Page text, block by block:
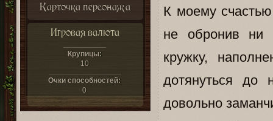
Карточка персонажа
Игровая валюта
Крупицы:
10
Очки способностей:
0
К моему
не обронив ни
кружку,
дотянуться до
довольно